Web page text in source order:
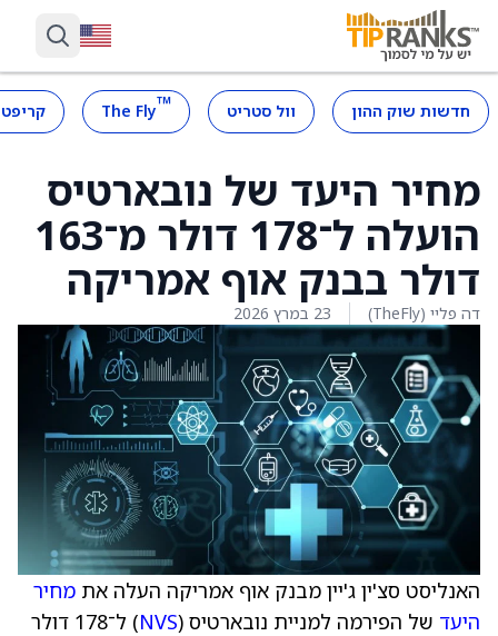
חדשות שוק ההון וול סטריט ™
The Fly
מחיר היעד של נובארטיס
הועלה ל־178 דולר מ־163
דולר בבנק אוף אמריקה
דה פליי (TheFly) 23 במרץ 2026
האנליסט סצ'ין ג'יין מבנק אוף אמריקה העלה את מחיר
היעד של הפירמה למניית נובארטיס (NVS
) ל־178 דולר